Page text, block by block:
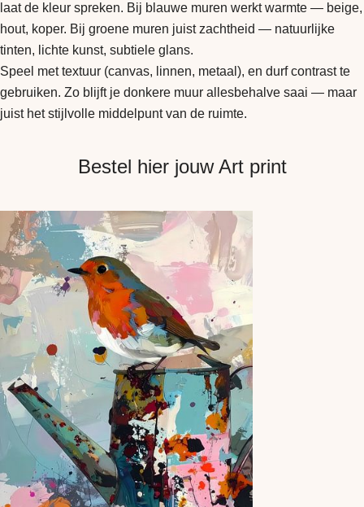
laat de kleur spreken. Bij blauwe muren werkt warmte — beige,
hout, koper. Bij groene muren juist zachtheid — natuurlijke
tinten, lichte kunst, subtiele glans.
Speel met textuur (canvas, linnen, metaal), en durf contrast te
gebruiken. Zo blijft je donkere muur allesbehalve saai — maar
juist het stijlvolle middelpunt van de ruimte.
Bestel hier jouw Art print